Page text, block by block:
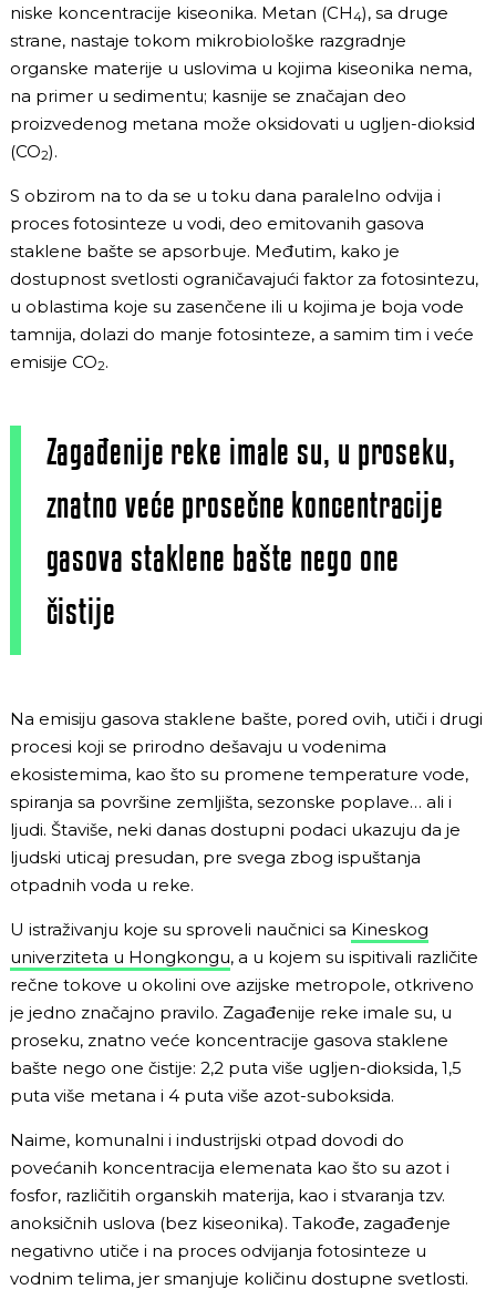
niske koncentracije kiseonika. Metan (CH4), sa druge
strane, nastaje tokom mikrobiološke razgradnje
organske materije u uslovima u kojima kiseonika nema,
na primer u sedimentu; kasnije se značajan deo
proizvedenog metana može oksidovati u ugljen-dioksid
(CO2).
S obzirom na to da se u toku dana paralelno odvija i
proces fotosinteze u vodi, deo emitovanih gasova
staklene bašte se apsorbuje. Međutim, kako je
dostupnost svetlosti ograničavajući faktor za fotosintezu,
u oblastima koje su zasenčene ili u kojima je boja vode
tamnija, dolazi do manje fotosinteze, a samim tim i veće
emisije CO2.
Zagađenije reke imale su, u proseku,
znatno veće prosečne koncentracije
gasova staklene bašte nego one
čistije
Na emisiju gasova staklene bašte, pored ovih, utiči i drugi
procesi koji se prirodno dešavaju u vodenima
ekosistemima, kao što su promene temperature vode,
spiranja sa površine zemljišta, sezonske poplave… ali i
ljudi. Štaviše, neki danas dostupni podaci ukazuju da je
ljudski uticaj presudan, pre svega zbog ispuštanja
otpadnih voda u reke.
U istraživanju koje su sproveli naučnici sa Kineskog
univerziteta u Hongkongu, a u kojem su ispitivali različite
rečne tokove u okolini ove azijske metropole, otkriveno
je jedno značajno pravilo. Zagađenije reke imale su, u
proseku, znatno veće koncentracije gasova staklene
bašte nego one čistije: 2,2 puta više ugljen-dioksida, 1,5
puta više metana i 4 puta više azot-suboksida.
Naime, komunalni i industrijski otpad dovodi do
povećanih koncentracija elemenata kao što su azot i
fosfor, različitih organskih materija, kao i stvaranja tzv.
anoksičnih uslova (bez kiseonika). Takođe, zagađenje
negativno utiče i na proces odvijanja fotosinteze u
vodnim telima, jer smanjuje količinu dostupne svetlosti.